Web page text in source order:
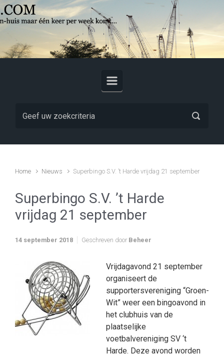
Skip to main content
Home Nieuws Superbingo S.V. ’t Harde vrijdag 21 september
Superbingo S.V. ’t Harde
vrijdag 21 september
14 september 2018 Geschreven door Beheer
Vrijdagavond 21 september
organiseert de
supportersvereniging “Groen-
Wit” weer een bingoavond in
het clubhuis van de
plaatselijke
voetbalvereniging SV ‘t
Harde. Deze avond worden